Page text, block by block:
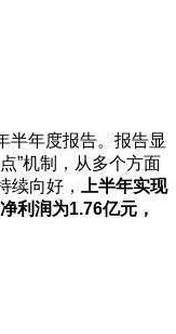
半年度报告。报告显
”机制，从多个方面
续向好，
上半年实现
净利润为1.76亿元，